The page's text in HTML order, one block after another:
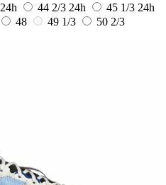
24h 44 2/3 24h 45 1/3 24h
48 49 1/3
50 2/3